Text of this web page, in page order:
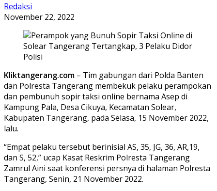
Redaksi
November 22, 2022
Kliktangerang.com – Tim gabungan dari Polda Banten
dan Polresta Tangerang membekuk pelaku perampokan
dan pembunuh sopir taksi online bernama Asep di
Kampung Pala, Desa Cikuya, Kecamatan Solear,
Kabupaten Tangerang, pada Selasa, 15 November 2022,
lalu.
“Empat pelaku tersebut berinisial AS, 35, JG, 36, AR,19,
dan S, 52,” ucap Kasat Reskrim Polresta Tangerang
Zamrul Aini saat konferensi persnya di halaman Polresta
Tangerang, Senin, 21 November 2022.